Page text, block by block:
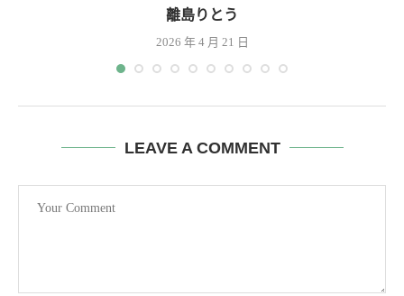
離島りとう
2026 年 4 月 21 日
LEAVE A COMMENT